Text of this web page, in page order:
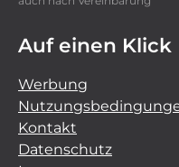
Auf einen Klick
Werbung
Kontakt
Datenschutz